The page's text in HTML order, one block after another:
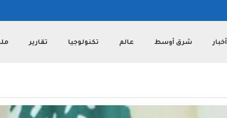
أخبار شرق أوسط عالم تكنولوجيا تقارير